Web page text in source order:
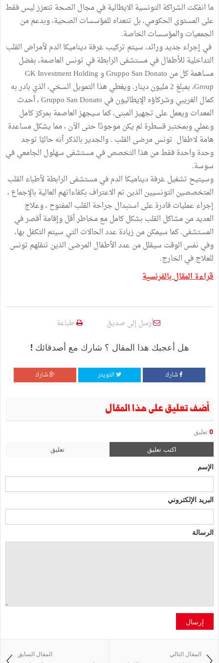
ما انفكت الشراكة التونسية الايطالية في مجال الصحة تتعزز ليس فقط
على المستوى الحكومي، بل تتعداه للمؤسسات الصحية، وبدعم من
الجمعيات والمؤسسات الخاصة.
في إجراء جديد ورائد، سيتم تركيب غرفة ديناميكا الدم لأمراض القلب
التداخلية للأطفال في مستشفى الرابطة في تونس العاصمة، بفضل
مساهمة كل من Gruppo San Donato و GK Investment Holding
Group، بمبلغ 2 مليون دينار. ويغطي هذا التمويل السخي، الذي بادر به
كمال الغريبي وشركاؤه الإيطاليون في Gruppo San Donato ، أحدث
المعدات ويعمل على تجهيز المبنى، كما سيجهز العاصمة بمركز كامل
وعملي وبمختبر قسطرة لم يكن موجودًا حتى الآن ، مما يشكل مساعدة
هامة لاطفال تونس مرضى القلب . والجدير بالذكر أنه حاليًا توجد
وحدة واحدة فقط من هذا التخصص في مستشفى سهلول الجامعي في
سوسة.
وسيتيح تشغيل غرفة ديناميكا الدم في مستشفى الرابطة لأطباء القلب
المتخصصين التونسيين الذين تم الاعتراف بكفاءاتهم العالية بالإجماع ،
إجراء عمليات قادرة على استبدال جراحة القلب المفتوح ، وعلاج
العديد من مشاكل القلب بشكل كامل مع مخاطر أقل وإقامة أقصر في
المستشفى. كما سيمكن من زيادة عدد الحالات التي سيتم التكفل بها،
وفي نفس الوقت سيقلل من عدد الأطفال المرضى الذين تنقلهم تونس
للعلاج في الخارج.
قراءة المقال بالفرنسية
أرسل إلى صديق طباعة
هل أعجبك هذا المقال ؟ شارك مع أصدقائك !
شارك التويتر شارك
أضف تعليق على هذا المقال
0 تعليق
اكتب تعليق تعليق
الإسم
البريد الإلكتروني
الرسالة
إرسال
المقال السابق المقال التالي